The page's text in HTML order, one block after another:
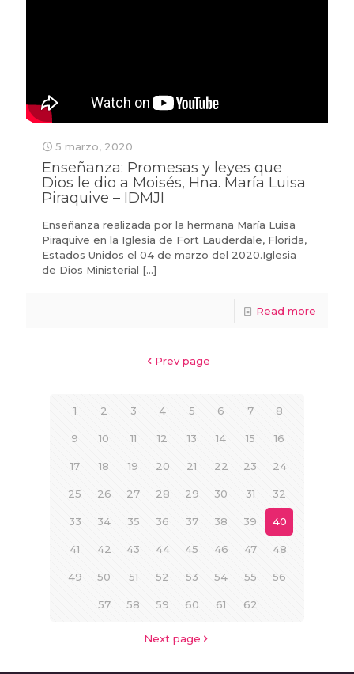
5 marzo, 2020
Enseñanza: Promesas y leyes que
Dios le dio a Moisés, Hna. María Luisa
Piraquive – IDMJI
Enseñanza realizada por la hermana María Luisa
Piraquive en la Iglesia de Fort Lauderdale, Florida,
Estados Unidos el 04 de marzo del 2020.Iglesia
de Dios Ministerial […]
Read more
Prev page
1 2 3 4 5 6 7 8
9 10 11 12 13 14 15 16
17 18 19 20 21 22 23 24
25 26 27 28 29 30 31 32
33 34 35 36 37 38 39 40
41 42 43 44 45 46 47 48
49 50 51 52 53 54 55 56
57 58 59 60 61 62
Next page